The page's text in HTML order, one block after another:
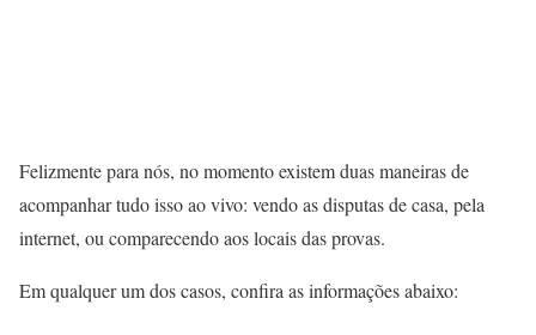
Felizmente para nós, no momento existem duas maneiras de
acompanhar tudo isso ao vivo: vendo as disputas de casa, pela
internet, ou comparecendo aos locais das provas.
Em qualquer um dos casos, confira as informações abaixo: